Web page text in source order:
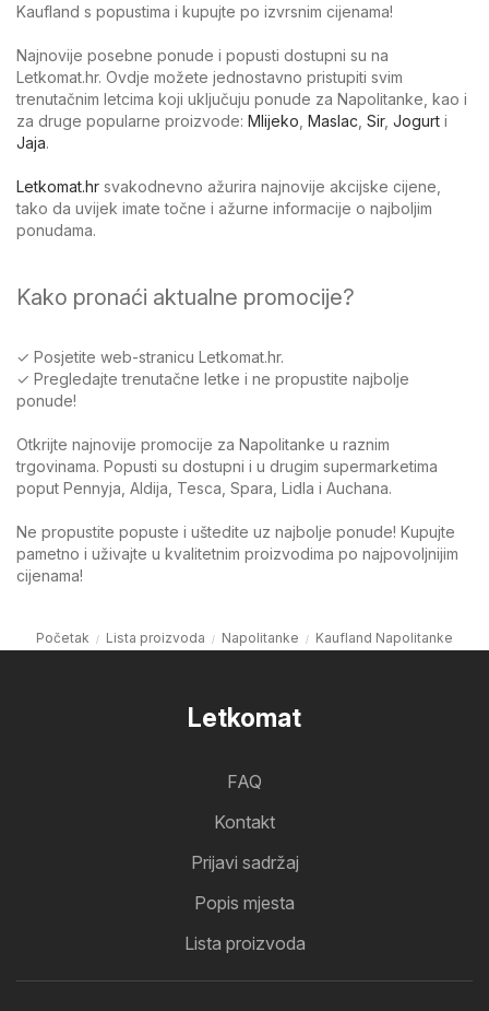
Kaufland s popustima i kupujte po izvrsnim cijenama!
Najnovije posebne ponude i popusti dostupni su na
Letkomat.hr. Ovdje možete jednostavno pristupiti svim
trenutačnim letcima koji uključuju ponude za Napolitanke, kao i
za druge popularne proizvode: Mlijeko Maslac Sir, Jogurt i
Jaja.
Letkomat.hr svakodnevno ažurira najnovije akcijske cijene,
tako da uvijek imate točne i ažurne informacije o najboljim
ponudama.
Kako pronaći aktualne promocije?
✓ Posjetite web-stranicu Letkomat.hr.
✓ Pregledajte trenutačne letke i ne propustite najbolje
ponude!
Otkrijte najnovije promocije za Napolitanke u raznim
trgovinama. Popusti su dostupni i u drugim supermarketima
poput Pennyja, Aldija, Tesca, Spara, Lidla i Auchana.
Ne propustite popuste i uštedite uz najbolje ponude! Kupujte
pametno i uživajte u kvalitetnim proizvodima po najpovoljnijim
cijenama!
Početak Lista proizvoda Napolitanke Kaufland Napolitanke
Letkomat
FAQ
Kontakt
Prijavi sadržaj
Popis mjesta
Lista proizvoda